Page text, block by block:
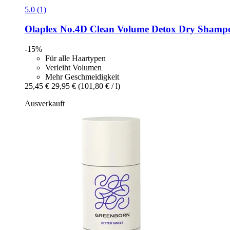
5.0 (1)
Olaplex No.4D Clean Volume Detox Dry
-15%
Für alle Haartypen
Verleiht Volumen
Mehr Geschmeidigkeit
25,45 € 29,95 € (101,80 € / l)
Ausverkauft